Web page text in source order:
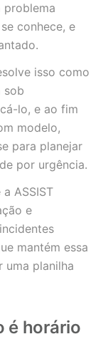
problema
conhece, e
isso como
sob
lo, e ao fim
modelo,
para planejar
por urgência.
ASSIST
e
mantém essa
uma planilha
é horário